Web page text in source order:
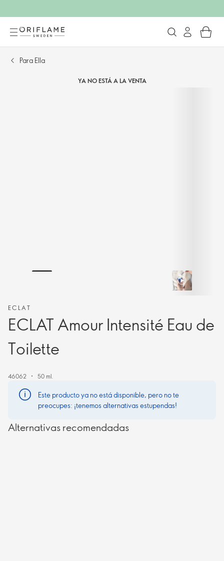
Para Ella
YA NO ESTÁ A LA VENTA
ECLAT
ECLAT Amour Intensité Eau de
Toilette
46062 50 ml.
Este producto ya no está disponible, pero no te
preocupes: ¡tenemos alternativas estupendas!
Alternativas recomendadas